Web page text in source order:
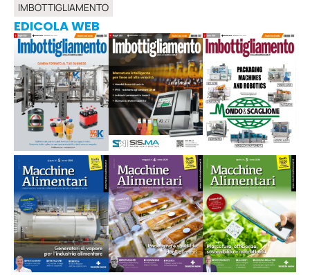
IMBOTTIGLIAMENTO
EDICOLA WEB